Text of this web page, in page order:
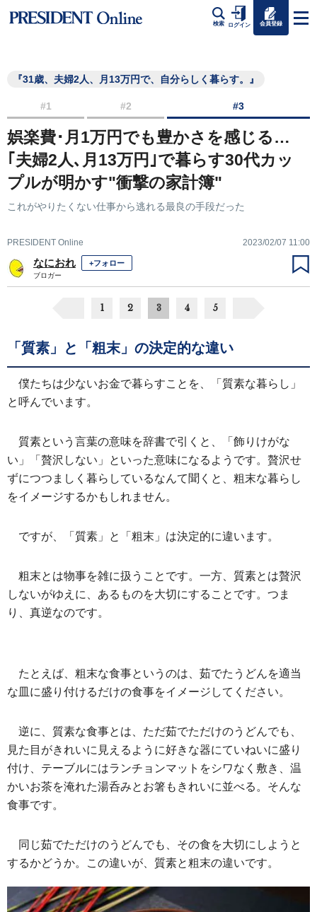
検索 ログイン 会員登録
『31歳、夫婦2人、月13万円で、自分らしく暮らす。』
#1 #2 #3
娯楽費･月1万円でも豊かさを感じる…
｢夫婦2人､月13万円｣で暮らす30代カッ
プルが明かす"衝撃の家計簿"
これがやりたくない仕事から逃れる最良の手段だった
PRESIDENT Online 2023/02/07 11:00
なにおれ +フォロー
ブロガー
1 2 3 4 5
「質素」と「粗末」の決定的な違い
僕たちは少ないお金で暮らすことを、「質素な暮らし」
と呼んでいます。
質素という言葉の意味を辞書で引くと、「飾りけがな
い」「贅沢しない」といった意味になるようです。贅沢せ
ずにつつましく暮らしているなんて聞くと、粗末な暮らし
をイメージするかもしれません。
ですが、「質素」と「粗末」は決定的に違います。
粗末とは物事を雑に扱うことです。一方、質素とは贅沢
しないがゆえに、あるものを大切にすることです。つま
り、真逆なのです。
たとえば、粗末な食事というのは、茹でたうどんを適当
な皿に盛り付けるだけの食事をイメージしてください。
逆に、質素な食事とは、ただ茹でただけのうどんでも、
見た目がきれいに見えるように好きな器にていねいに盛り
付け、テーブルにはランチョンマットをシワなく敷き、温
かいお茶を淹れた湯呑みとお箸もきれいに並べる。そんな
食事です。
同じ茹でただけのうどんでも、その食を大切にしようと
するかどうか。この違いが、質素と粗末の違いです。